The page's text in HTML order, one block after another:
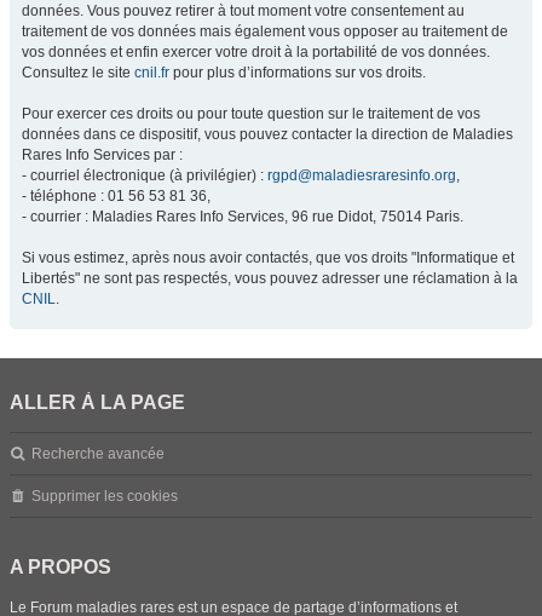
données. Vous pouvez retirer à tout moment votre consentement au
traitement de vos données mais également vous opposer au traitement de
vos données et enfin exercer votre droit à la portabilité de vos données.
Consultez le site cnil.fr pour plus d’informations sur vos droits.
Pour exercer ces droits ou pour toute question sur le traitement de vos
données dans ce dispositif, vous pouvez contacter la direction de Maladies
Rares Info Services par :
- courriel électronique (à privilégier) : rgpd@maladiesraresinfo.org,
- téléphone : 01 56 53 81 36,
- courrier : Maladies Rares Info Services, 96 rue Didot, 75014 Paris.
Si vous estimez, après nous avoir contactés, que vos droits "Informatique et
Libertés" ne sont pas respectés, vous pouvez adresser une réclamation à la
CNIL.
ALLER À LA PAGE
Recherche avancée
Supprimer les cookies
A PROPOS
Le Forum maladies rares est un espace de partage d’informations et